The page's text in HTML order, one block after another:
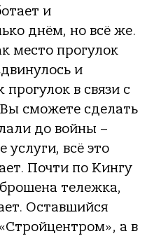
и
днём, но всё же.
место прогулок
и
в связи с
сможете сделать
до войны –
услуги, всё это
Почти по Кингу
тележка,
Оставшийся
а в